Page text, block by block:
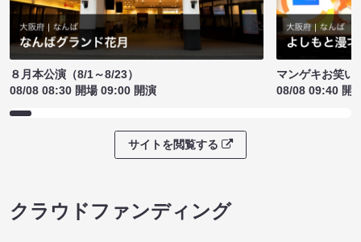
８月本公演（8/1～8/23）
08/08 08:30 開場 09:00 開演
マンゲキお笑い
08/08 09:40 開
サイトを閲覧する
クラウドファンディング